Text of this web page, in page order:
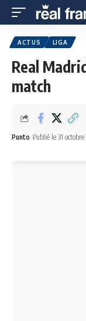
ACTUS LIGA
Real
match
Punto Publié le 31 octobre